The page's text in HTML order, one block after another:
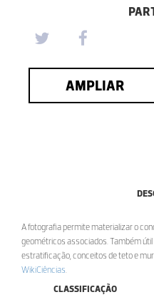
AMPLIAR
A fotografia permite materializar o
geométricos associados. Também
estratificação, conceitos de teto e
WikiCiências
CLASSIFICAÇÃO